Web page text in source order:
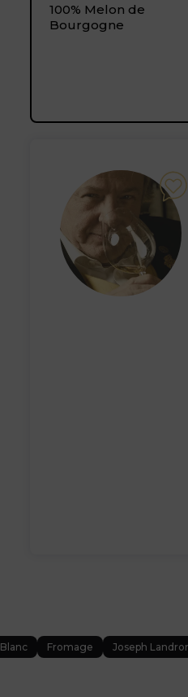
100% Melon de
Bourgogne
Blanc Fromage Joseph